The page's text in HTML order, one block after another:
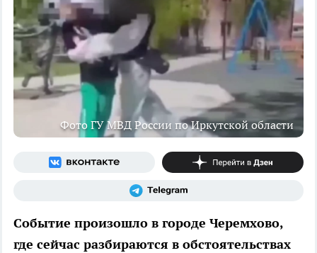
Фото ГУ МВД России по Иркутской области
Событие произошло в городе Черемхово,
где сейчас разбираются в обстоятельствах